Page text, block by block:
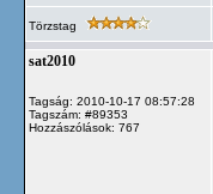
Törzstag
sat2010
Tagság: 2010-10-17 08:57:28
Tagszám: #89353
Hozzászólások: 767